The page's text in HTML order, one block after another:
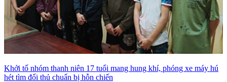
Khởi tố nhóm thanh niên 17 tuổi mang hung khí, phóng xe máy hú
hét tìm đối thủ chuẩn bị hỗn chiến